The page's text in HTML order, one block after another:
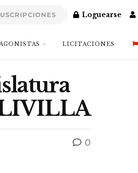
Loguearse
LICITACIONES
0